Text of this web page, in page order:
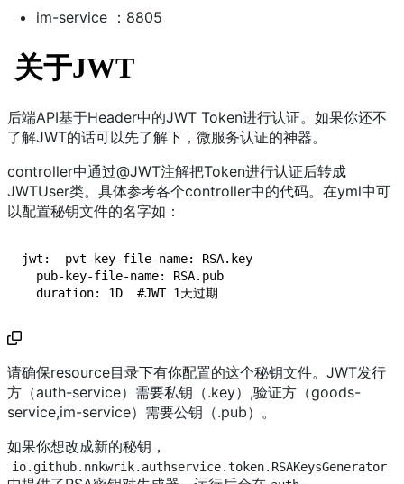
im-service ：8805
关于JWT
后端API基于Header中的JWT Token进行认证。如果你还不
了解JWT的话可以先了解下，微服务认证的神器。
controller中通过@JWT注解把Token进行认证后转成
JWTUser类。具体参考各个controller中的代码。在yml中可
以配置秘钥文件的名字如：
jwt:  pvt-key-file-name: RSA.key
pub-key-file-name: RSA.pub
duration: 1D  #JWT 1天过期
请确保resource目录下有你配置的这个秘钥文件。JWT发行
方（auth-service）需要私钥（.key）,验证方（goods-
service,im-service）需要公钥（.pub）。
如果你想改成新的秘钥，
io.github.nnkwrik.authservice.token.RSAKeysGenerator